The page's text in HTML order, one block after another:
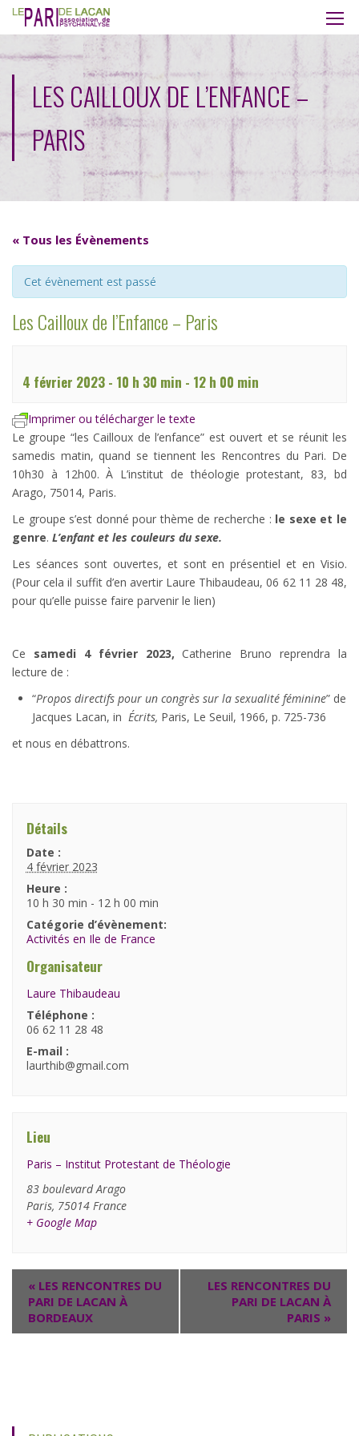
LES CAILLOUX DE L’ENFANCE –
PARIS
« Tous les Évènements
Cet évènement est passé
Les Cailloux de l’Enfance – Paris
4 février 2023 - 10 h 30 min - 12 h 00 min
Imprimer ou télécharger le texte
Le groupe “les Cailloux de l’enfance” est ouvert et se réunit les
samedis matin, quand se tiennent les Rencontres du Pari. De
10h30 à 12h00. À L’institut de théologie protestant, 83, bd
Arago, 75014, Paris.
Le groupe s’est donné pour thème de recherche : le sexe et le
genre. L’enfant et les couleurs du sexe.
Les séances sont ouvertes, et sont en présentiel et en Visio.
(Pour cela il suffit d’en avertir Laure Thibaudeau, 06 62 11 28 48,
pour qu’elle puisse faire parvenir le lien)
Ce samedi 4 février 2023,Catherine Bruno reprendra la
lecture de :
“Propos directifs pour un congrès sur la sexualité féminine” de
Jacques Lacan, in Écrits, Paris, Le Seuil, 1966, p. 725-736
et nous en débattrons.
Détails
Date :
4 février 2023
Heure :
10 h 30 min - 12 h 00 min
Catégorie d’évènement:
Activités en Ile de France
Organisateur
Laure Thibaudeau
Téléphone :
06 62 11 28 48
E-mail :
laurthib@gmail.com
Lieu
Paris – Institut Protestant de Théologie
83 boulevard Arago
Paris, 75014 France
+ Google Map
« LES RENCONTRES DU
PARI DE LACAN À
BORDEAUX
LES RENCONTRES DU
PARI DE LACAN À
PARIS »